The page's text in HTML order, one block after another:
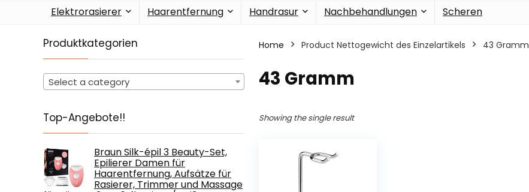
Elektrorasierer Haarentfernung Handrasur Nachbehandlungen Scheren
Produktkategorien
Select a category
Top-Angebote!!
Braun Silk-épil 3 Beauty-Set,
Epilierer Damen für
Haarentfernung, Aufsätze für
Rasierer, Trimmer und Massage
Home Product Nettogewicht des Einzelartikels ‎43 Gramm
‎43 Gramm
Showing the single result